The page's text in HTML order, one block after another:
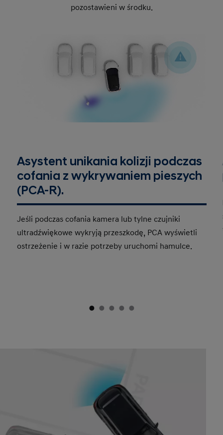
pozostawieni w środku.
Asystent unikania kolizji podczas
cofania z wykrywaniem pieszych
(PCA-R).
Jeśli podczas cofania kamera lub tylne czujniki
ultradźwiękowe wykryją przeszkodę, PCA wyświetli
ostrzeżenie i w razie potrzeby uruchomi hamulce.